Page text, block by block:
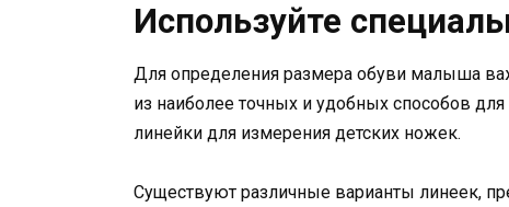
Используйте
Для определения размера обуви малыша
из наиболее точных и удобных способов
линейки для измерения детских ножек.
Существуют различные варианты линеек,